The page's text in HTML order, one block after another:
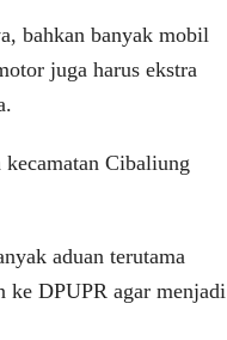
bahkan banyak mobil
juga harus ekstra
Cibaliung
aduan terutama
ke DPUPR agar menjadi